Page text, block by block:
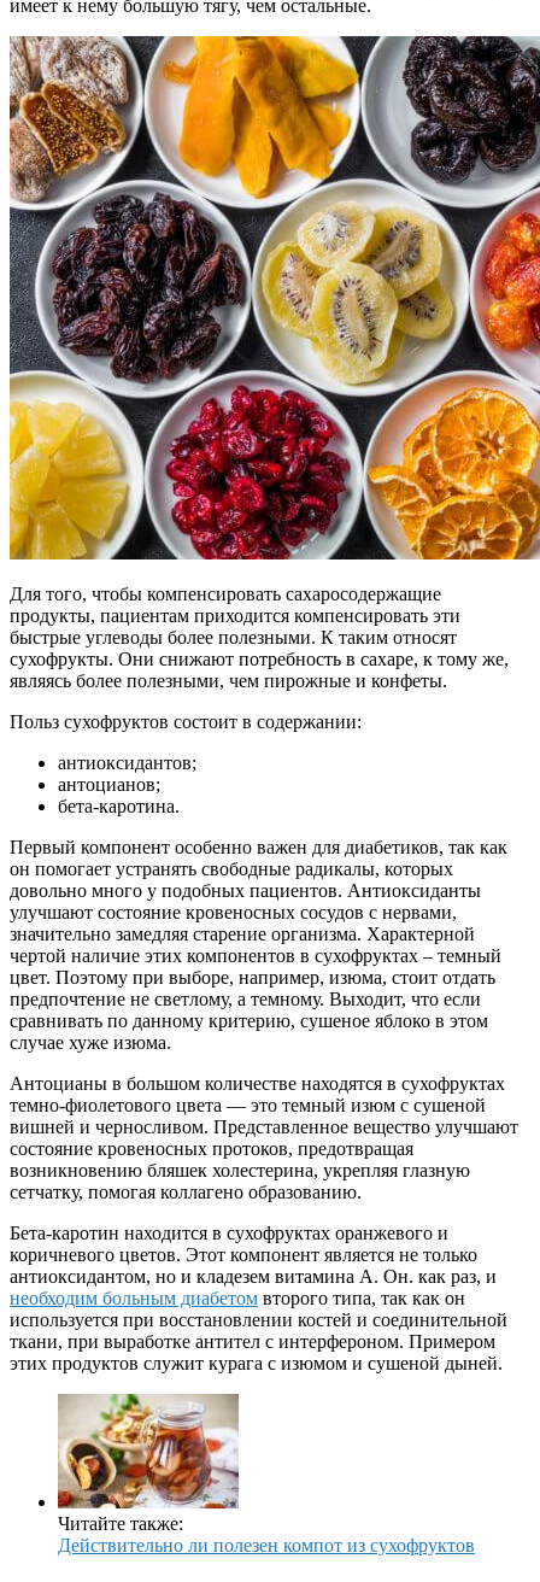
имеет к нему большую тягу, чем остальные.
Для того, чтобы компенсировать сахаросодержащие
продукты, пациентам приходится компенсировать эти
быстрые углеводы более полезными. К таким относят
сухофрукты. Они снижают потребность в сахаре, к тому же,
являясь более полезными, чем пирожные и конфеты.
Польз сухофруктов состоит в содержании:
антиоксидантов;
антоцианов;
бета-каротина.
Первый компонент особенно важен для диабетиков, так как
он помогает устранять свободные радикалы, которых
довольно много у подобных пациентов. Антиоксиданты
улучшают состояние кровеносных сосудов с нервами,
значительно замедляя старение организма. Характерной
чертой наличие этих компонентов в сухофруктах – темный
цвет. Поэтому при выборе, например, изюма, стоит отдать
предпочтение не светлому, а темному. Выходит, что если
сравнивать по данному критерию, сушеное яблоко в этом
случае хуже изюма.
Антоцианы в большом количестве находятся в сухофруктах
темно-фиолетового цвета — это темный изюм с сушеной
вишней и черносливом. Представленное вещество улучшают
состояние кровеносных протоков, предотвращая
возникновению бляшек холестерина, укрепляя глазную
сетчатку, помогая коллагено образованию.
Бета-каротин находится в сухофруктах оранжевого и
коричневого цветов. Этот компонент является не только
антиоксидантом, но и кладезем витамина А. Он. как раз, и
необходим больным диабетом второго типа, так как он
используется при восстановлении костей и соединительной
ткани, при выработке антител с интерфероном. Примером
этих продуктов служит курага с изюмом и сушеной дыней.
Читайте также:
Действительно ли полезен компот из сухофруктов